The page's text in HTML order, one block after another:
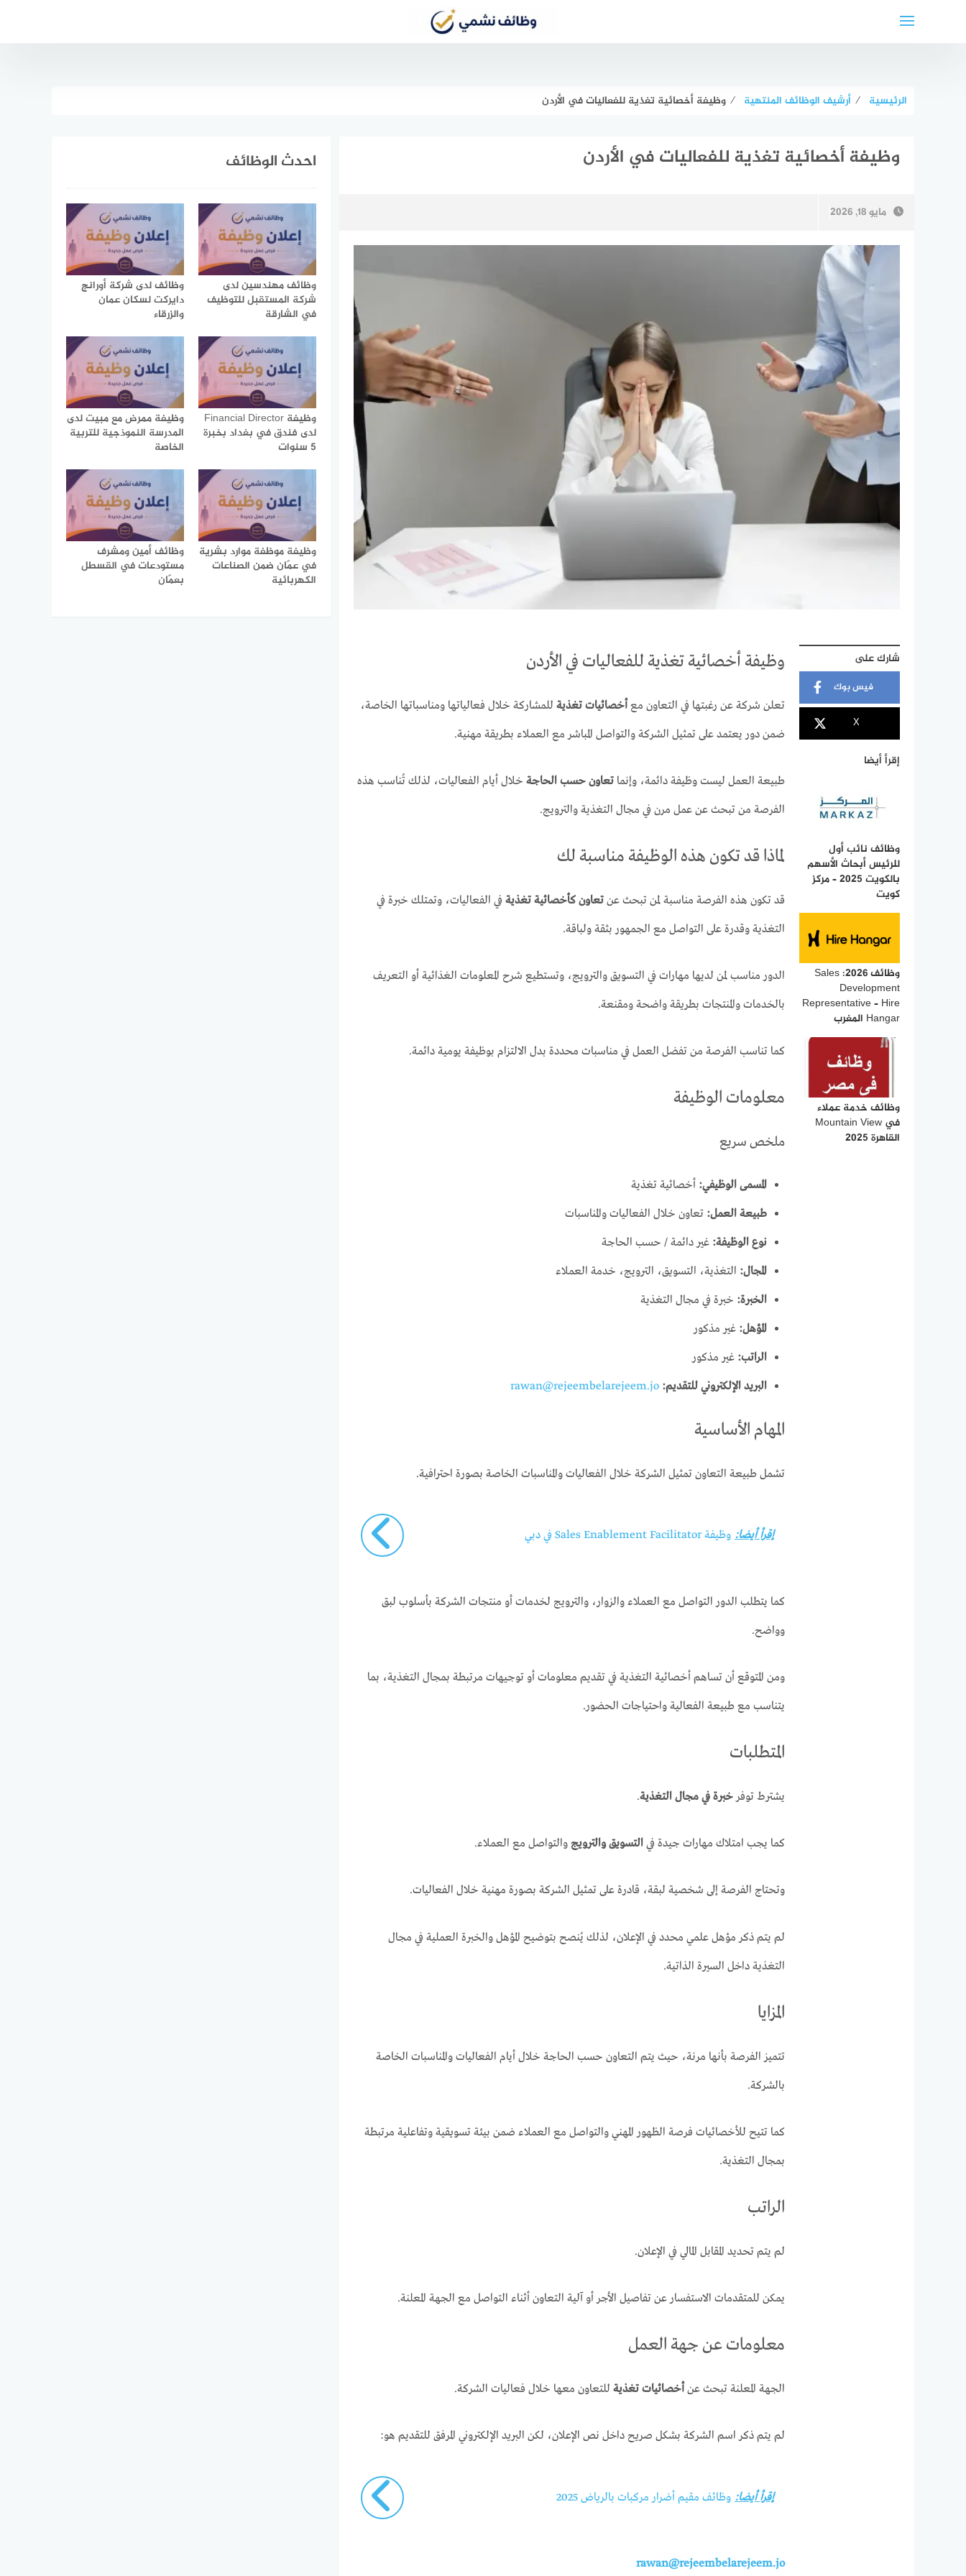
الرئيسية ⁄ أرشيف الوظائف المنتهية ⁄ وظيفة أخصائية تغذية للفعاليات في الأردن
وظيفة أخصائية تغذية للفعاليات في الأردن
مايو 18, 2026
شارك على
فيس بوك
X
إقرأ أيضا
وظائف نائب أول
للرئيس أبحاث الأسهم
بالكويت 2025 – مركز
كويت
وظائف 2026: Sales
Development
Representative – Hire
Hangar المغرب
وظائف خدمة عملاء
في Mountain View
القاهرة 2025
وظيفة أخصائية تغذية للفعاليات في الأردن
تعلن شركة عن رغبتها في التعاون مع أخصائيات تغذيةللمشاركة خلال فعالياتها ومناسباتها الخاصة،
ضمن دور يعتمد على تمثيل الشركة والتواصل المباشر مع العملاء بطريقة مهنية.
طبيعة العمل ليست وظيفة دائمة، وإنما تعاون حسب الحاجةخلال أيام الفعاليات، لذلك تُناسب هذه
الفرصة من تبحث عن عمل مرن في مجال التغذية والترويج.
لماذا قد تكون هذه الوظيفة مناسبة لك
قد تكون هذه الفرصة مناسبة لمن تبحث عن تعاون كأخصائية تغذيةفي الفعاليات، وتمتلك خبرة في
التغذية وقدرة على التواصل مع الجمهور بثقة ولباقة.
الدور مناسب لمن لديها مهارات في التسويق والترويج، وتستطيع شرح المعلومات الغذائية أو التعريف
بالخدمات والمنتجات بطريقة واضحة ومقنعة.
كما تناسب الفرصة من تفضل العمل في مناسبات محددة بدل الالتزام بوظيفة يومية دائمة.
معلومات الوظيفة
ملخص سريع
المسمى الوظيفي: أخصائية تغذية
طبيعة العمل: تعاون خلال الفعاليات والمناسبات
نوع الوظيفة: غير دائمة / حسب الحاجة
المجال: التغذية، التسويق، الترويج، خدمة العملاء
الخبرة: خبرة في مجال التغذية
المؤهل: غير مذكور
الراتب: غير مذكور
البريد الإلكتروني للتقديم: rawan@rejeembelarejeem.jo
المهام الأساسية
تشمل طبيعة التعاون تمثيل الشركة خلال الفعاليات والمناسبات الخاصة بصورة احترافية.
إقرأ أيضا: وظيفة Sales Enablement Facilitator في دبي
كما يتطلب الدور التواصل مع العملاء والزوار، والترويج لخدمات أو منتجات الشركة بأسلوب لبق
وواضح.
ومن المتوقع أن تساهم أخصائية التغذية في تقديم معلومات أو توجيهات مرتبطة بمجال التغذية، بما
يتناسب مع طبيعة الفعالية واحتياجات الحضور.
المتطلبات
يشترط توفرخبرة في مجال التغذية.
كما يجب امتلاك مهارات جيدة في التسويق والترويجوالتواصل مع العملاء.
وتحتاج الفرصة إلى شخصية لبقة، قادرة على تمثيل الشركة بصورة مهنية خلال الفعاليات.
لم يتم ذكر مؤهل علمي محدد في الإعلان، لذلك يُنصح بتوضيح المؤهل والخبرة العملية في مجال
التغذية داخل السيرة الذاتية.
المزايا
تتميز الفرصة بأنها مرنة، حيث يتم التعاون حسب الحاجة خلال أيام الفعاليات والمناسبات الخاصة
بالشركة.
كما تتيح للأخصائيات فرصة الظهور المهني والتواصل مع العملاء ضمن بيئة تسويقية وتفاعلية مرتبطة
بمجال التغذية.
الراتب
لم يتم تحديد المقابل المالي في الإعلان.
يمكن للمتقدمات الاستفسار عن تفاصيل الأجر أو آلية التعاون أثناء التواصل مع الجهة المعلنة.
معلومات عن جهة العمل
الجهة المعلنة تبحث عن أخصائيات تغذيةللتعاون معها خلال فعاليات الشركة.
لم يتم ذكر اسم الشركة بشكل صريح داخل نص الإعلان، لكن البريد الإلكتروني المرفق للتقديم هو:
إقرأ أيضا: وظائف مقيم أضرار مركبات بالرياض 2025
rawan@rejeembelarejeem.jo
احدث الوظائف
وظائف مهندسين لدى
شركة المستقبل للتوظيف
في الشارقة
وظائف لدى شركة أورانج
دايركت لسكان عمان
والزرقاء
وظيفة Financial Director
لدى فندق في بغداد بخبرة
5 سنوات
وظيفة ممرض مع مبيت لدى
المدرسة النموذجية للتربية
الخاصة
وظيفة موظفة موارد بشرية
في عمّان ضمن الصناعات
الكهربائية
وظائف أمين ومشرف
مستودعات في القسطل
بعمّان